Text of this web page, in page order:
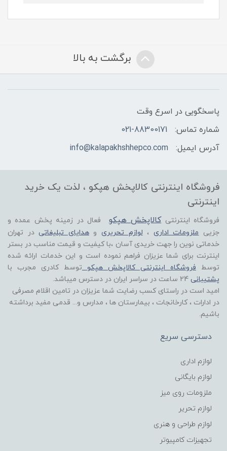
برگشت به بالا
پاسخگویی در اسرع وقت
شماره تماس:
021-88300171
آدرس ایمیل:
info@kalapakhshhepco.com
فروشگاه اینترنتی کالاپخش هپکو ، لذت یک خرید
اینترنتی
فروشگاه اینترنتی کالاپخش هپکو
فعال در زمینه پخش عمده و
جزیی ملزومات اداری ، لوازم تحریری وهدایای تبلیغاتیدر تهران
خدماتی نوین را جهت خریدی آسان ،با کیفیت و قیمت مناسب در بستر
اینترنت برای شما عزیزان فراهم نموده است و این خدمات ارائه شده
توسط فروشگاه اینترنتی کالاپخش هپکو
توسط کادری مجرب با
پشتیبانی
امید است در راستای کسب رضایت شما عزیزان در تامین اقلام مصرفی
در ادارات ، کارخانجات ، بیمارستان ها ، مدارس و... قدمی مفید برداشته
باشیم.
دسترسی سریع
لوازم اداری
لوازم بایگانی
ملزومات روی میز
لوازم تحریر
لوازم طراحی و هنری
تجهیزات کامپیوتر